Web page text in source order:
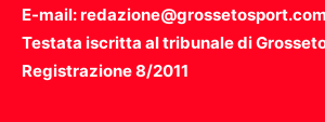
E-mail: redazione@grossetosport.com
Testata iscritta al tribunale di
Registrazione 8/2011